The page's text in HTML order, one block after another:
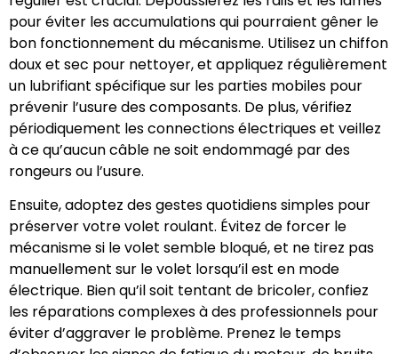
pour éviter les accumulations qui pourraient gêner le
bon fonctionnement du mécanisme. Utilisez un chiffon
doux et sec pour nettoyer, et appliquez régulièrement
un lubrifiant spécifique sur les parties mobiles pour
prévenir l’usure des composants. De plus, vérifiez
périodiquement les connections électriques et veillez
à ce qu’aucun câble ne soit endommagé par des
rongeurs ou l’usure.
Ensuite, adoptez des gestes quotidiens simples pour
préserver votre volet roulant. Évitez de forcer le
mécanisme si le volet semble bloqué, et ne tirez pas
manuellement sur le volet lorsqu’il est en mode
électrique. Bien qu’il soit tentant de bricoler, confiez
les réparations complexes à des professionnels pour
éviter d’aggraver le problème. Prenez le temps